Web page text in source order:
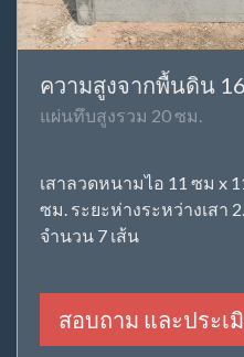
ความสูงจากพื้นดิน
แผ่นทึบสูงรวม 20 ซม.
เสาลวดหนามไอ 11 ซม x
ซม. ระยะห่างระหว่างเสา
จำนวน 7 เส้น
สอบถาม และประเ